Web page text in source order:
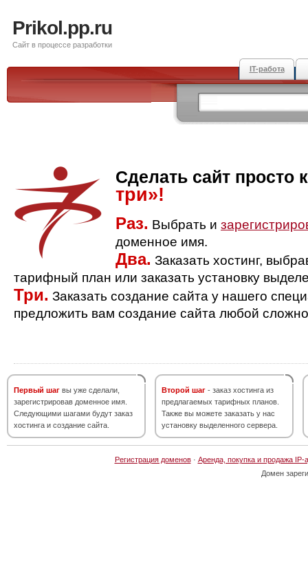
Prikol.pp.ru
Сайт в процессе разработки
IT-работа
Сделать сайт просто
три»!
Раз. Выбрать и
доменное имя.
Два. Заказать хостинг,
тарифный план или заказать установку
Три. Заказать создание сайта у нашего
предложить вам создание сайта любой
Первый шаг вы уже сделали,
зарегистрировав доменное имя.
Следующими шагами будут заказ
хостинга и создание сайта.
Второй шаг - заказ хостинга из
предлагаемых тарифных планов.
Также вы можете заказать у нас
установку выделенного сервера.
Регистрация доменов· Аренда, покупка и продажа IP-
Домен